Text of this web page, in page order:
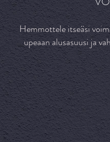
Hemmottele itseäsi
upeaan alusasuusi ja